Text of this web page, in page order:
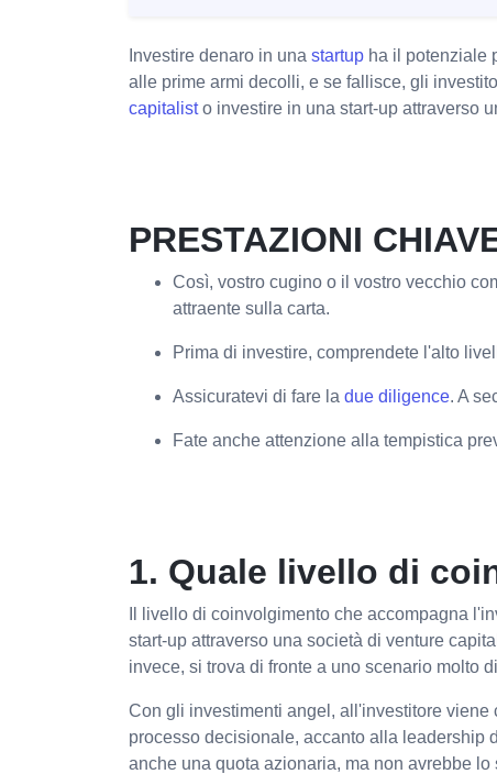
Investire denaro in una startup ha il potenziale
alle prime armi decolli, e se fallisce, gli
capitalisto investire in una start-up attraverso
PRESTAZIONI
Così, vostro cugino o il vostro vecchio
attraente sulla carta.
Prima di investire, comprendete l'alto
Assicuratevi di fare la due diligence. A
Fate anche attenzione alla tempistica
1. Quale livello di
Il livello di coinvolgimento che accompagna
start-up attraverso una società di venture
invece, si trova di fronte a uno scenario molto
Con gli investimenti angel, all'investitore
processo decisionale, accanto alla leadership
anche una quota azionaria, ma non avrebbe